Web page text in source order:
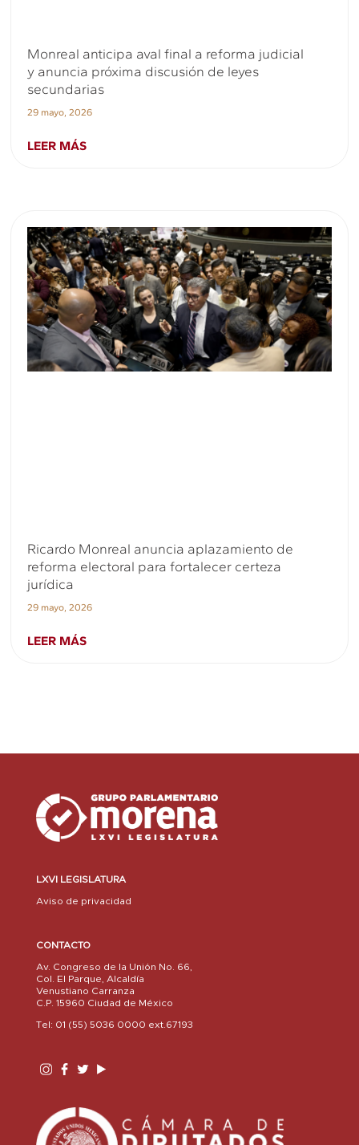
Monreal anticipa aval final a reforma judicial
y anuncia próxima discusión de leyes
secundarias
29 mayo, 2026
LEER MÁS
Ricardo Monreal anuncia aplazamiento de
reforma electoral para fortalecer certeza
jurídica
29 mayo, 2026
LEER MÁS
LXVI LEGISLATURA
Aviso de privacidad
CONTACTO
Av. Congreso de la Unión No. 66,
Col. El Parque, Alcaldía
Venustiano Carranza
C.P. 15960 Ciudad de México
Tel: 01 (55) 5036 0000 ext.67193